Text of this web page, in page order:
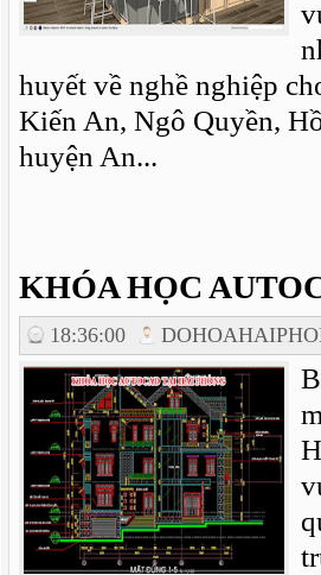
huyết về nghề nghiệp
Kiến An, Ngô Quyền,
huyện An...
KHÓA HỌC
18:36:00